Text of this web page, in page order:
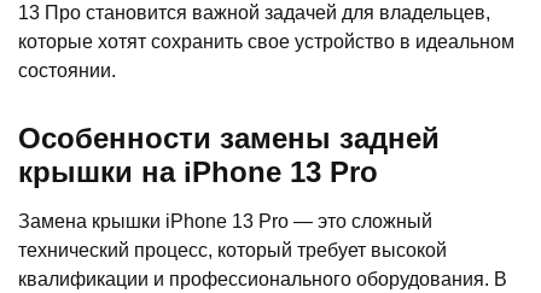
13 Про становится важной задачей для владельцев,
которые хотят сохранить свое устройство в идеальном
состоянии.
Особенности замены задней
крышки на iPhone 13 Pro
Замена крышки iPhone 13 Pro — это сложный
технический процесс, который требует высокой
квалификации и профессионального оборудования. В